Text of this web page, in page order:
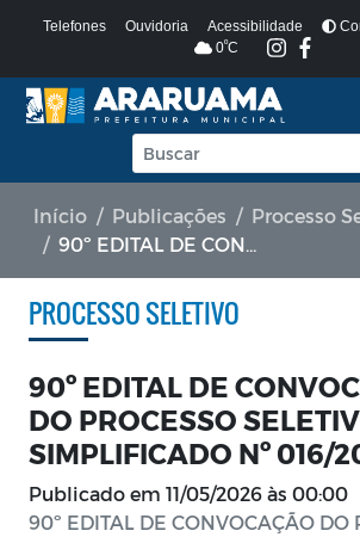
Telefones Ouvidoria Acessibilidade
0ºC
Início Publicações
Processo
90º EDITAL DE CONVOCAÇÃO DO PROCESSO SELETIVO SIMPLIFICADO Nº 016/2024
PROCESSO SELETIVO
90º EDITAL DE
DO PROCESSO
SIMPLIFICADO Nº 016/
Publicado em 11/05/2026 às 00:00
90º EDITAL DE CONVOCAÇÃO DO